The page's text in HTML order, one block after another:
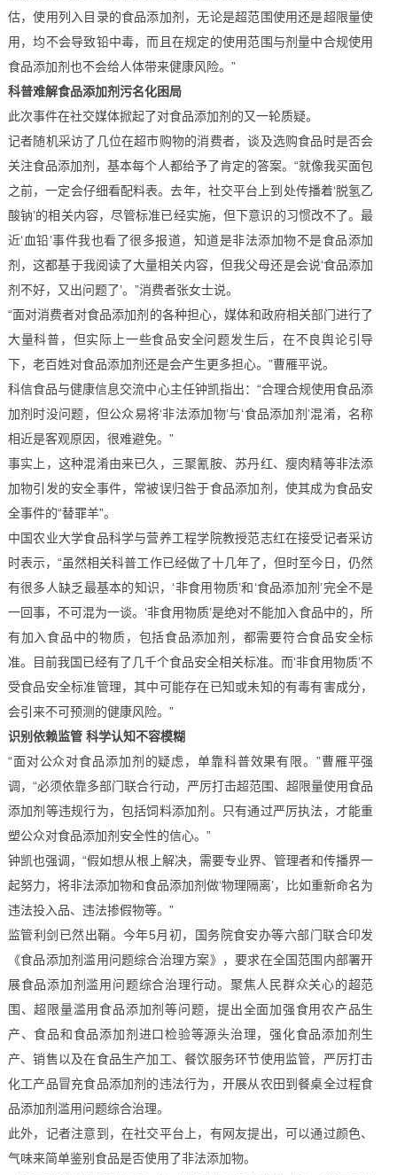
估，使用列入目录的食品添加剂，无论是超范围使用还是超限量使
用，均不会导致铅中毒，而且在规定的使用范围与剂量中合规使用
食品添加剂也不会给人体带来健康风险。”
科普难解食品添加剂污名化困局
此次事件在社交媒体掀起了对食品添加剂的又一轮质疑。
记者随机采访了几位在超市购物的消费者，谈及选购食品时是否会
关注食品添加剂，基本每个人都给予了肯定的答案。“就像我买面包
之前，一定会仔细看配料表。去年，社交平台上到处传播着‘脱氢乙
酸钠’的相关内容，尽管标准已经实施，但下意识的习惯改不了。最
近‘血铅’事件我也看了很多报道，知道是非法添加物不是食品添加
剂，这都基于我阅读了大量相关内容，但我父母还是会说‘食品添加
剂不好，又出问题了’。”消费者张女士说。
“面对消费者对食品添加剂的各种担心，媒体和政府相关部门进行了
大量科普，但实际上一些食品安全问题发生后，在不良舆论引导
下，老百姓对食品添加剂还是会产生更多担心。”曹雁平说。
科信食品与健康信息交流中心主任钟凯指出：“合理合规使用食品添
加剂时没问题，但公众易将‘非法添加物’与‘食品添加剂’混淆，名称
相近是客观原因，很难避免。”
事实上，这种混淆由来已久，三聚氰胺、苏丹红、瘦肉精等非法添
加物引发的安全事件，常被误归咎于食品添加剂，使其成为食品安
全事件的“替罪羊”。
中国农业大学食品科学与营养工程学院教授范志红在接受记者采访
时表示，“虽然相关科普工作已经做了十几年了，但时至今日，仍然
有很多人缺乏最基本的知识，‘非食用物质’和‘食品添加剂’完全不是
一回事，不可混为一谈。‘非食用物质’是绝对不能加入食品中的，所
有加入食品中的物质，包括食品添加剂，都需要符合食品安全标
准。目前我国已经有了几千个食品安全相关标准。而‘非食用物质’不
受食品安全标准管理，其中可能存在已知或未知的有毒有害成分，
会引来不可预测的健康风险。”
识别依赖监管 科学认知不容模糊
“面对公众对食品添加剂的疑虑，单靠科普效果有限。”曹雁平强
调，“必须依靠多部门联合行动，严厉打击超范围、超限量使用食品
添加剂等违规行为，包括饲料添加剂。只有通过严厉执法，才能重
塑公众对食品添加剂安全性的信心。”
钟凯也强调，“假如想从根上解决，需要专业界、管理者和传播界一
起努力，将非法添加物和食品添加剂做‘物理隔离’，比如重新命名为
违法投入品、违法掺假物等。”
监管利剑已然出鞘。今年5月初，国务院食安办等六部门联合印发
《食品添加剂滥用问题综合治理方案》，要求在全国范围内部署开
展食品添加剂滥用问题综合治理行动。聚焦人民群众关心的超范
围、超限量滥用食品添加剂等问题，提出全面加强食用农产品生
产、食品和食品添加剂进口检验等源头治理，强化食品添加剂生
产、销售以及在食品生产加工、餐饮服务环节使用监管，严厉打击
化工产品冒充食品添加剂的违法行为，开展从农田到餐桌全过程食
品添加剂滥用问题综合治理。
此外，记者注意到，在社交平台上，有网友提出，可以通过颜色、
气味来简单鉴别食品是否使用了非法添加物。